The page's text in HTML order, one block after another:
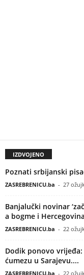
IZDVOJENO
Poznati srbijanski
ZASREBRENICU.ba - 27
Banjalučki novinar
a bogme i
ZASREBRENICU.ba - 22
Dodik ponovo
ćumezu u Sarajevu....
ZASREBRENICU.ba - 22